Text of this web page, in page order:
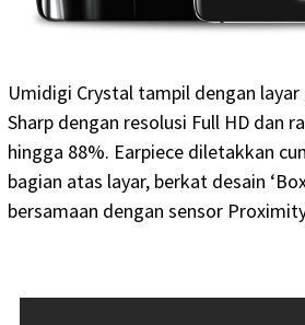
Umidigi Crystal tampil dengan
Sharp dengan resolusi Full HD dan
hingga 88%. Earpiece diletakkan
bagian atas layar, berkat desain
bersamaan dengan sensor